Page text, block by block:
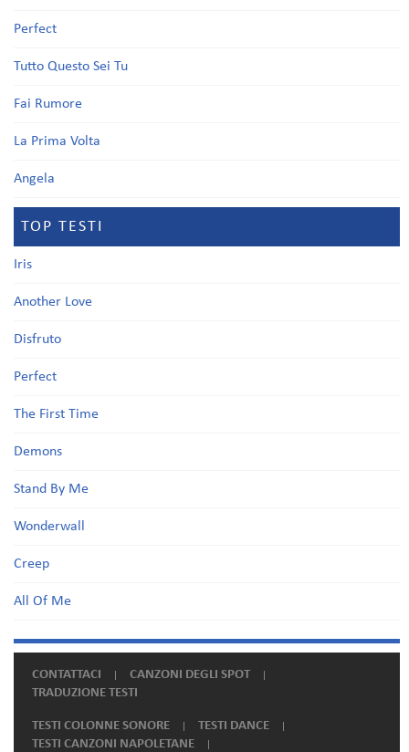
Perfect
Tutto Questo Sei Tu
Fai Rumore
La Prima Volta
Angela
TOP TESTI
Iris
Another Love
Disfruto
Perfect
The First Time
Demons
Stand By Me
Wonderwall
Creep
All Of Me
CONTATTACI
CANZONI DEGLI SPOT
TRADUZIONE TESTI
TESTI COLONNE SONORE
TESTI DANCE
TESTI CANZONI NAPOLETANE